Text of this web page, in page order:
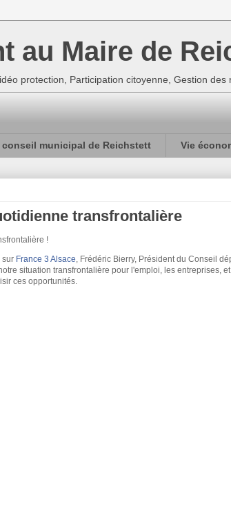
au Maire de
protection, Participation citoyenne, Gestion des
conseil municipal de Reichstett Vie
transfrontalière
!
sur France 3 Alsace , Frédéric Bierry, Président du Conseil
situation transfrontalière pour l'emploi, les entreprises,
ces opportunités.